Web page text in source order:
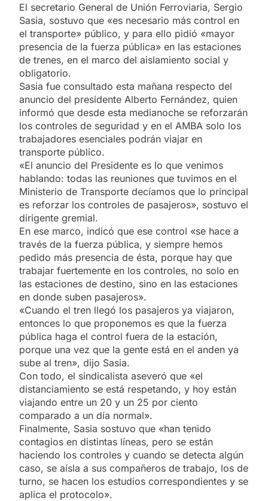
El secretario General de Unión Ferroviaria, Sergio
Sasia, sostuvo que «es necesario más control en
el transporte» público, y para ello pidió «mayor
presencia de la fuerza pública» en las estaciones
de trenes, en el marco del aislamiento social y
obligatorio.
Sasia fue consultado esta mañana respecto del
anuncio del presidente Alberto Fernández, quien
informó que desde esta medianoche se reforzarán
los controles de seguridad y en el AMBA solo los
trabajadores esenciales podrán viajar en
transporte público.
«El anuncio del Presidente es lo que venimos
hablando: todas las reuniones que tuvimos en el
Ministerio de Transporte decíamos que lo principal
es reforzar los controles de pasajeros», sostuvo el
dirigente gremial.
En ese marco, indicó que ese control «se hace a
través de la fuerza pública, y siempre hemos
pedido más presencia de ésta, porque hay que
trabajar fuertemente en los controles, no solo en
las estaciones de destino, sino en las estaciones
en donde suben pasajeros».
«Cuando el tren llegó los pasajeros ya viajaron,
entonces lo que proponemos es que la fuerza
pública haga el control fuera de la estación,
porque una vez que la gente está en el anden ya
sube al tren», dijo Sasia.
Con todo, el sindicalista aseveró que «el
distanciamiento se está respetando, y hoy están
viajando entre un 20 y un 25 por ciento
comparado a un día normal».
Finalmente, Sasia sostuvo que «han tenido
contagios en distintas líneas, pero se están
haciendo los controles y cuando se detecta algún
caso, se aísla a sus compañeros de trabajo, los de
turno, se hacen los estudios correspondientes y se
aplica el protocolo».